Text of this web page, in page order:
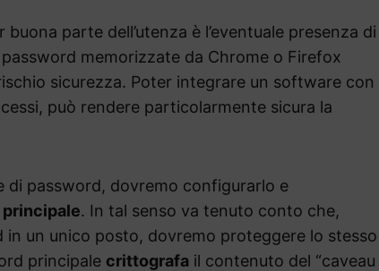
parte dell’utenza è l’eventuale presenza di
password memorizzate da Chrome o Firefox
sicurezza. Poter integrare un software con
può rendere particolarmente sicura la
di password, dovremo configurarlo e
. In tal senso va tenuto conto che,
un unico posto, dovremo proteggere lo stesso
principale crittografa il contenuto del “caveau